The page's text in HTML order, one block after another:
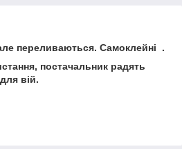
переливаються. Самоклейні .
постачальник радять
вій.